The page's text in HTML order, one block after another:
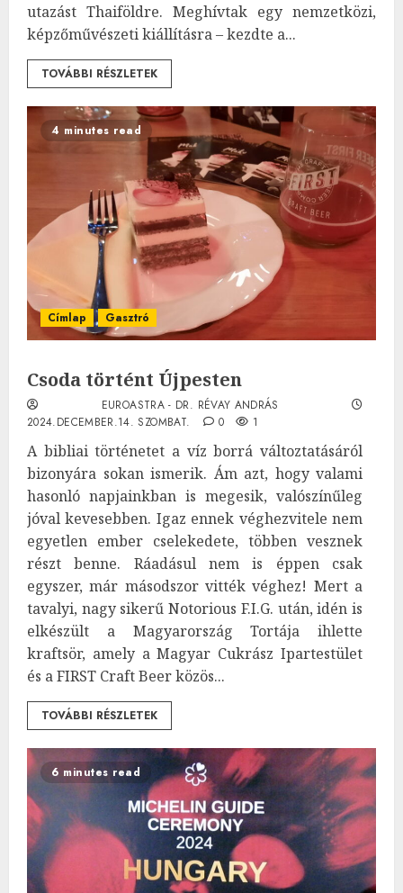
utazást Thaiföldre. Meghívtak egy nemzetközi,
képzőművészeti kiállításra – kezdte a...
TOVÁBBI RÉSZLETEK
4 minutes read
Címlap Gasztró
Csoda történt Újpesten
EUROASTRA - DR. RÉVAY ANDRÁS
2024.DECEMBER.14. SZOMBAT.
0 1
A bibliai történetet a víz borrá változtatásáról
bizonyára sokan ismerik. Ám azt, hogy valami
hasonló napjainkban is megesik, valószínűleg
jóval kevesebben. Igaz ennek véghezvitele nem
egyetlen ember cselekedete, többen vesznek
részt benne. Ráadásul nem is éppen csak
egyszer, már másodszor vitték véghez! Mert a
tavalyi, nagy sikerű Notorious F.I.G. után, idén is
elkészült a Magyarország Tortája ihlette
kraftsör, amely a Magyar Cukrász Ipartestület
és a FIRST Craft Beer közös...
TOVÁBBI RÉSZLETEK
6 minutes read